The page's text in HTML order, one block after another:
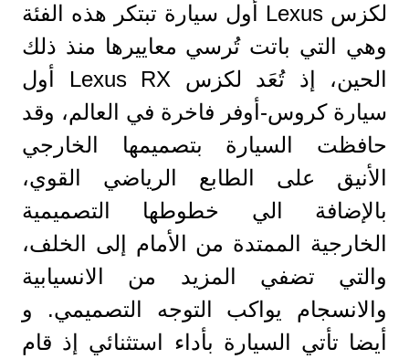
لكزس Lexus أول سيارة تبتكر هذه الفئة
وهي التي باتت تُرسي معاييرها منذ ذلك
الحين، إذ تُعَد لكزس Lexus RX أول
سيارة كروس-أوفر فاخرة في العالم، وقد
حافظت السيارة بتصميمها الخارجي
الأنيق على الطابع الرياضي القوي،
بالإضافة الي خطوطها التصميمية
الخارجية الممتدة من الأمام إلى الخلف،
والتي تضفي المزيد من الانسيابية
والانسجام يواكب التوجه التصميمي. و
أيضا تأتي السيارة بأداء استثنائي إذ قام